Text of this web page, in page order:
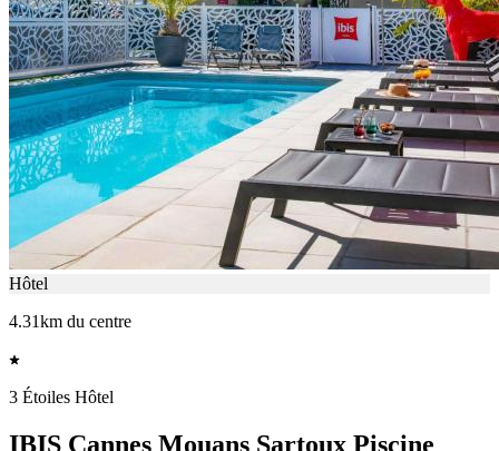
Hôtel
4.31km du centre
3 Étoiles Hôtel
IBIS Cannes Mouans Sartoux Piscine